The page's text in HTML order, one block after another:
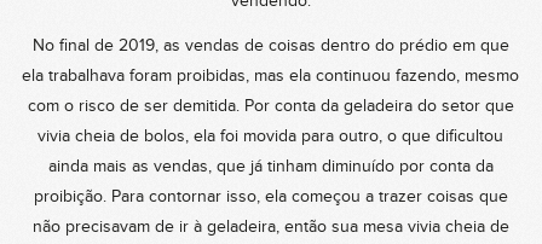
No final de 2019, as vendas de coisas dentro do prédio em que
ela trabalhava foram proibidas, mas ela continuou fazendo, mesmo
com o risco de ser demitida. Por conta da geladeira do setor que
vivia cheia de bolos, ela foi movida para outro, o que dificultou
ainda mais as vendas, que já tinham diminuído por conta da
proibição. Para contornar isso, ela começou a trazer coisas que
não precisavam de ir à geladeira, então sua mesa vivia cheia de